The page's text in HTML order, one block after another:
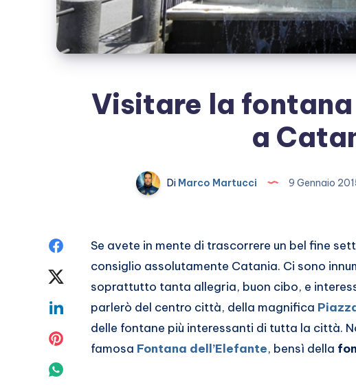
Visitare la fontana
a
DiMarco Martucci 9 Gennaio
Condividi
Facebook
Twitter
Condividi
Se avete in mente di trascorrere un bel fine
consiglio assolutamente Catania. Ci sono
soprattutto tanta allegria, buon cibo, e
parlerò del centro città, della magnifica
delle fontane più interessanti di tutta la città.
famosa Fontana dell’Elefante, bensì della